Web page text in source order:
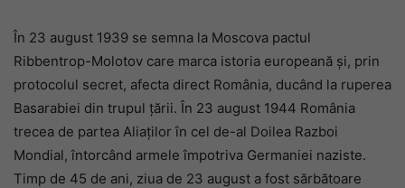
În 23 august 1939 se semna la Moscova pactul
Ribbentrop-Molotov care marca istoria europeană şi, prin
protocolul secret, afecta direct România, ducând la ruperea
Basarabiei din trupul ţării. În 23 august 1944 România
trecea de partea Aliaţilor în cel de-al Doilea Razboi
Mondial, întorcând armele împotriva Germaniei naziste.
Timp de 45 de ani, ziua de 23 august a fost sărbătoare